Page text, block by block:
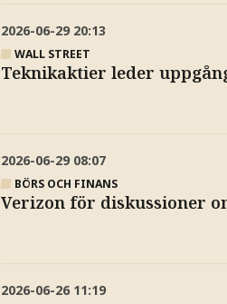
2026-06-29 20:13
WALL STREET
Teknikaktier leder
2026-06-29 08:07
BÖRS OCH FINANS
Verizon för diskussioner
2026-06-26 11:19